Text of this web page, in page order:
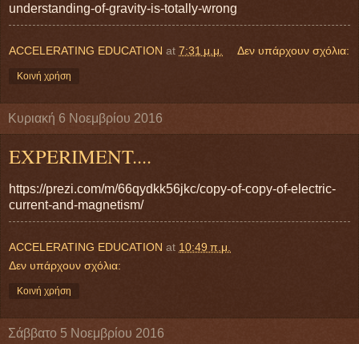
understanding-of-gravity-is-totally-wrong
ACCELERATING EDUCATION at 7:31 μ.μ. Δεν υπάρχουν σχόλια:
Κοινή χρήση
Κυριακή 6 Νοεμβρίου 2016
EXPERIMENT....
https://prezi.com/m/66qydkk56jkc/copy-of-copy-of-electric-
current-and-magnetism/
ACCELERATING EDUCATION at 10:49 π.μ.
Δεν υπάρχουν σχόλια:
Κοινή χρήση
Σάββατο 5 Νοεμβρίου 2016